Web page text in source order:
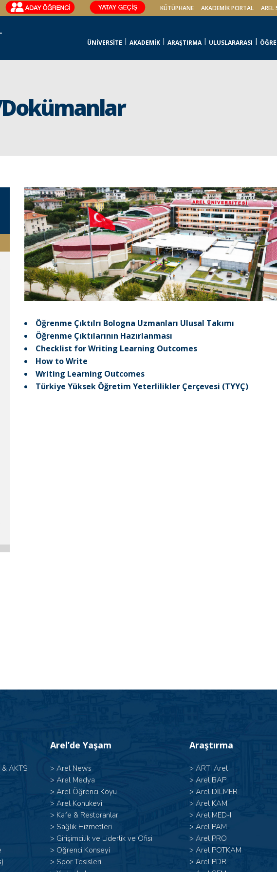
KÜTÜPHANE AKADEMİK PORTAL AREL
ÜNİVERSİTE AKADEMİK ARAŞTIRMA ULUSLARARASI
Öğrenme Çıktılrı Bologna Uzmanları Ulusal Takımı
Öğrenme Çıktılarının Hazırlanması
Checklist for Writing Learning Outcomes
How to Write
Writing Learning Outcomes
Türkiye Yüksek Öğretim Yeterlilikler Çerçevesi (TYYÇ)
AKTS
Arel’de Yaşam
> Arel News
> Arel Medya
> Arel Öğrenci Köyü
> Arel Konukevi
> Kafe & Restoranlar
> Sağlık Hizmetleri
> Girişimcilik ve Liderlik ve Ofisi
> Öğrenci Konseyi
> Spor Tesisleri
Araştırma
> ARTI Arel
> Arel BAP
> Arel DİLMER
> Arel KAM
> Arel MED-I
> Arel PAM
> Arel PRO
> Arel POTKAM
> Arel PDR